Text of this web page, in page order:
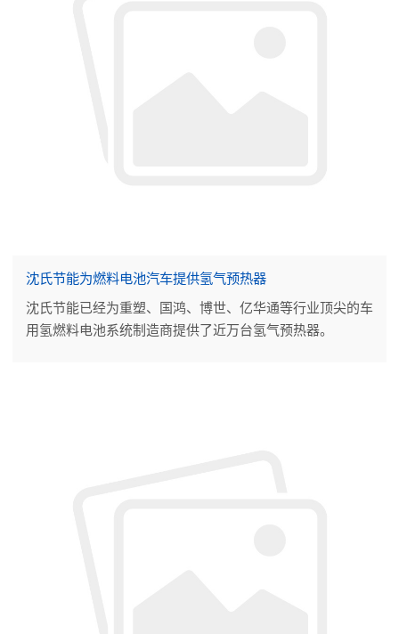
沈氏节能为燃料电池汽车提供氢气预热器
沈氏节能已经为重塑、国鸿、博世、亿华通等行业顶尖的车
用氢燃料电池系统制造商提供了近万台氢气预热器。